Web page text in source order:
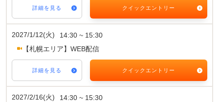
詳細を見る クイックエントリー
2027/1/12(火)
14:30 ~ 15:30
【札幌エリア】WEB配信
詳細を見る クイックエントリー
2027/2/16(火)
14:30 ~ 15:30